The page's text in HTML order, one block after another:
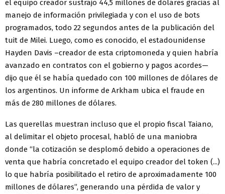
el equipo creador sustrajo 44,5 millones de dólares gracias al
manejo de información privilegiada y con el uso de bots
programados, todo 22 segundos antes de la publicación del
tuit de Milei. Luego, como es conocido, el estadounidense
Hayden Davis –creador de esta criptomoneda y quien habría
avanzado en contratos con el gobierno y pagos acordes—
dijo que él se había quedado con 100 millones de dólares de
los argentinos. Un informe de Arkham ubica el fraude en
más de 280 millones de dólares.
Las querellas muestran incluso que el propio fiscal Taiano,
al delimitar el objeto procesal, habló de una maniobra
donde “la cotización se desplomó debido a operaciones de
venta que habría concretado el equipo creador del token (...)
lo que habría posibilitado el retiro de aproximadamente 100
millones de dólares”, generando una pérdida de valor y